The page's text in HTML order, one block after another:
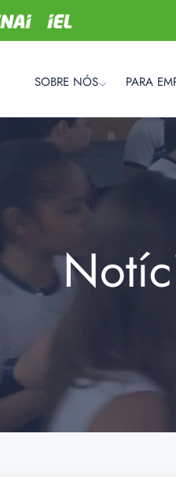
SOBRE NÓS PARA